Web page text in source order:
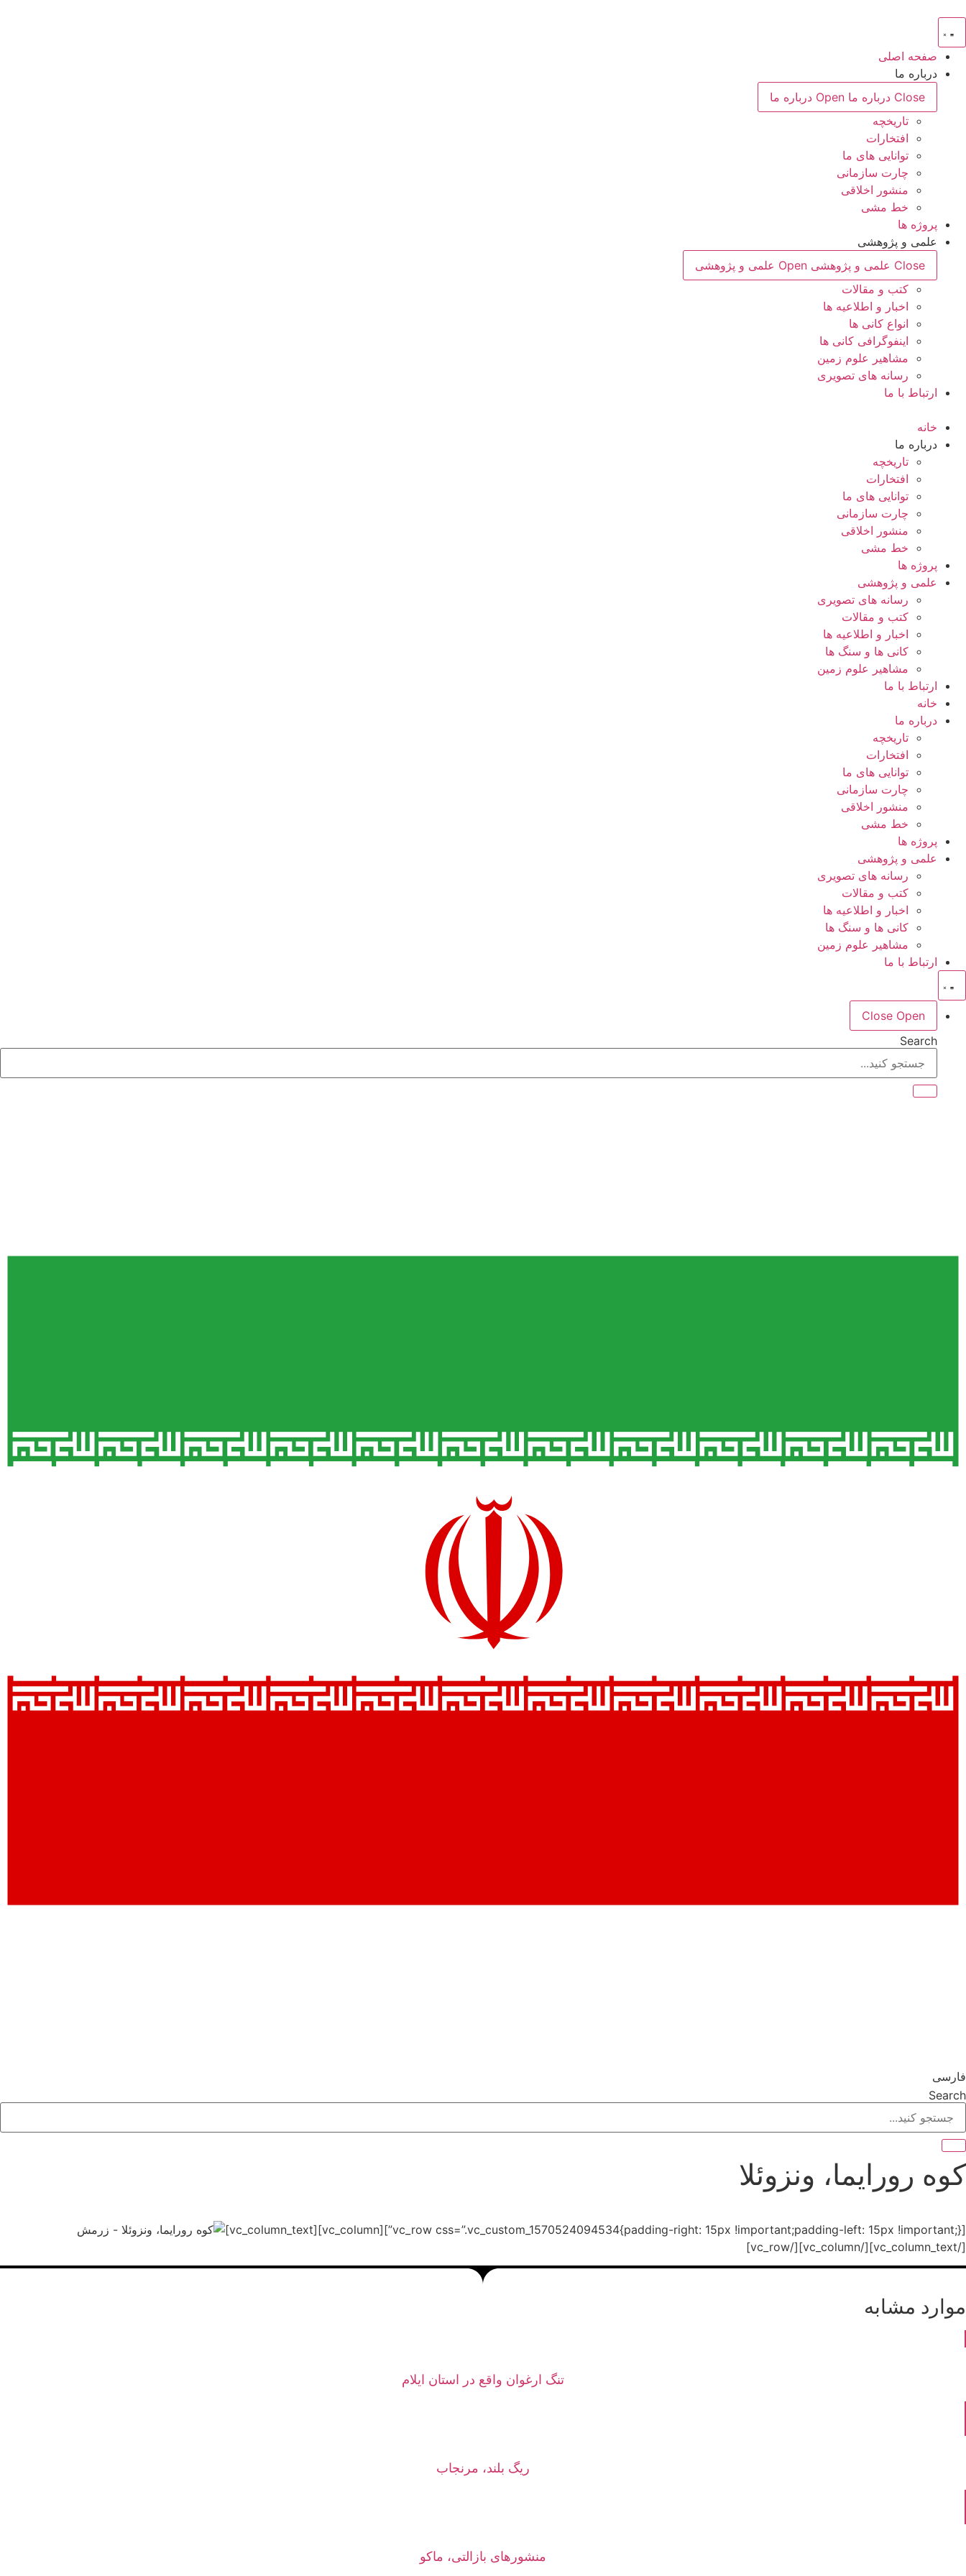
محتوا
صفحه اصلی
درباره ما
Close درباره ما
Open درباره ما
تاریخچه
افتخارات
توانایی های ما
چارت سازمانی
منشور اخلاقی
خط مشی
پروژه ها
علمی و پژوهشی
Close علمی و پژوهشی
Open علمی و پژوهشی
کتب و مقالات
اخبار و اطلاعیه ها
انواع کانی ها
اینفوگرافی کانی ها
مشاهیر علوم زمین
رسانه های تصویری
ارتباط با ما
خانه
درباره ما
تاریخچه
افتخارات
توانایی های ما
چارت سازمانی
منشور اخلاقی
خط مشی
پروژه ها
علمی و پژوهشی
رسانه های تصویری
کتب و مقالات
اخبار و اطلاعیه ها
کانی ها و سنگ ها
مشاهیر علوم زمین
ارتباط با ما
خانه
درباره ما
تاریخچه
افتخارات
توانایی های ما
چارت سازمانی
منشور اخلاقی
خط مشی
پروژه ها
علمی و پژوهشی
رسانه های تصویری
کتب و مقالات
اخبار و اطلاعیه ها
کانی ها و سنگ ها
مشاهیر علوم زمین
ارتباط با ما
Close Open
Search
فارسی
Search
کوه رورایما، ونزوئلا
[vc_row css=”.vc_custom_1570524094534{padding-right: 15px !important;padding-left: 15px !important;}”][vc_column][vc_column_text]
[/vc_column_text][/vc_column][/vc_row]
موارد مشابه
تنگ ارغوان واقع در استان ایلام
ریگ بلند، مرنجاب
منشورهای بازالتی، ماکو